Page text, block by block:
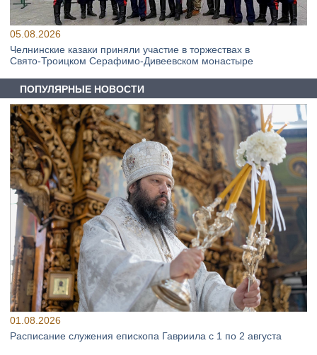
05.08.2026
Челнинские казаки приняли участие в торжествах в
Свято‑Троицком Серафимо‑Дивеевском монастыре
ПОПУЛЯРНЫЕ НОВОСТИ
01.08.2026
Расписание служения епископа Гавриила с 1 по 2 августа